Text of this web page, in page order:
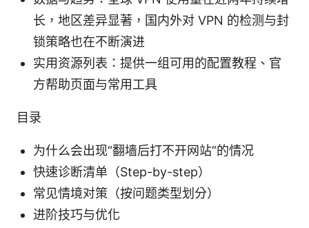
长，地区差异显著，国内外对 VPN 的检测与封
锁策略也在不断演进
实用资源列表：提供一组可用的配置教程、官
方帮助页面与常用工具
目录
为什么会出现“翻墙后打不开网站”的情况
快速诊断清单（Step-by-step）
常见情境对策（按问题类型划分）
进阶技巧与优化